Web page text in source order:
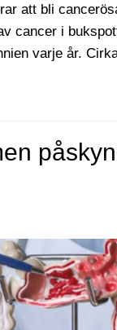
att bli
cancer i
varje år.